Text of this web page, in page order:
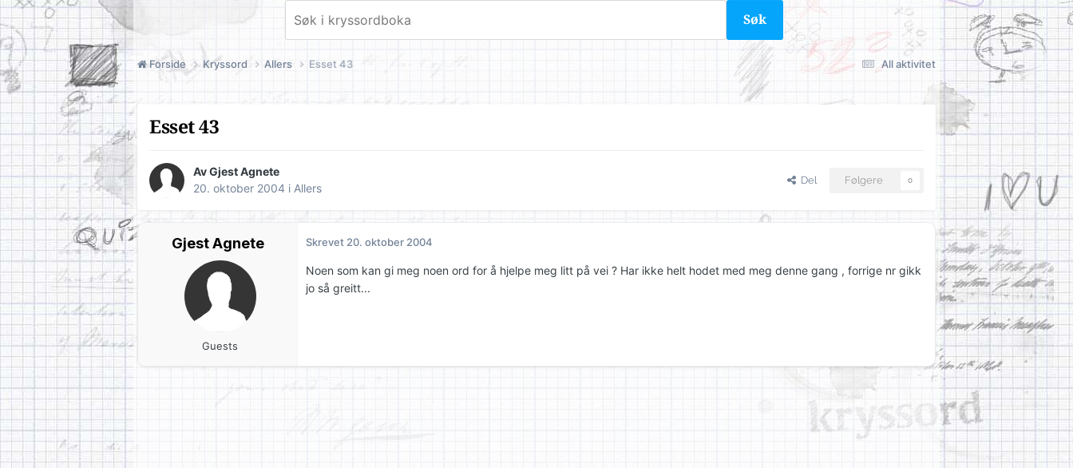
Søk
All aktivitet
Forside Kryssord Allers Esset 43
Esset 43
Av Gjest Agnete
20. oktober 2004 i Allers
Del Følgere 0
Gjest Agnete
Guests
Skrevet 20. oktober 2004
Noen som kan gi meg noen ord for å hjelpe meg litt på vei ? Har ikke helt hodet med meg denne gang , forrige nr gikk
jo så greitt...